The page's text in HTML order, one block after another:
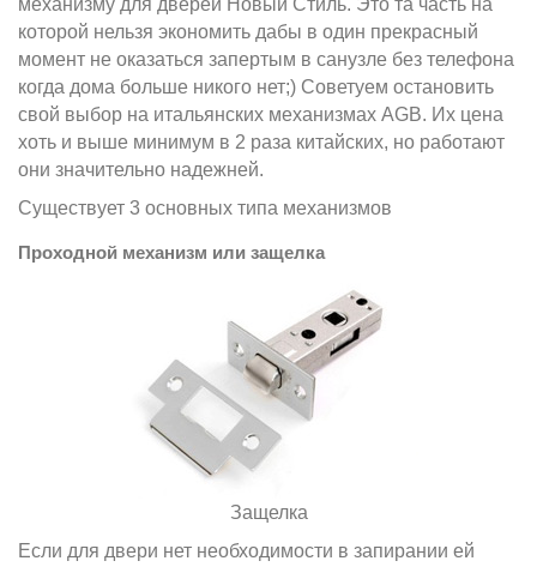
механизму для дверей Новый Стиль. Это та часть на
которой нельзя экономить дабы в один прекрасный
момент не оказаться запертым в санузле без телефона
когда дома больше никого нет;) Советуем остановить
свой выбор на итальянских механизмах AGB. Их цена
хоть и выше минимум в 2 раза китайских, но работают
они значительно надежней.
Существует 3 основных типа механизмов
Проходной механизм или защелка
Защелка
Если для двери нет необходимости в запирании ей